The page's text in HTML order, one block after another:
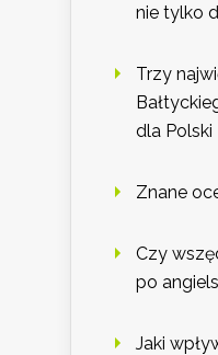
nie tylko
Trzy
dla Polski
Znane
Czy
po
Jaki